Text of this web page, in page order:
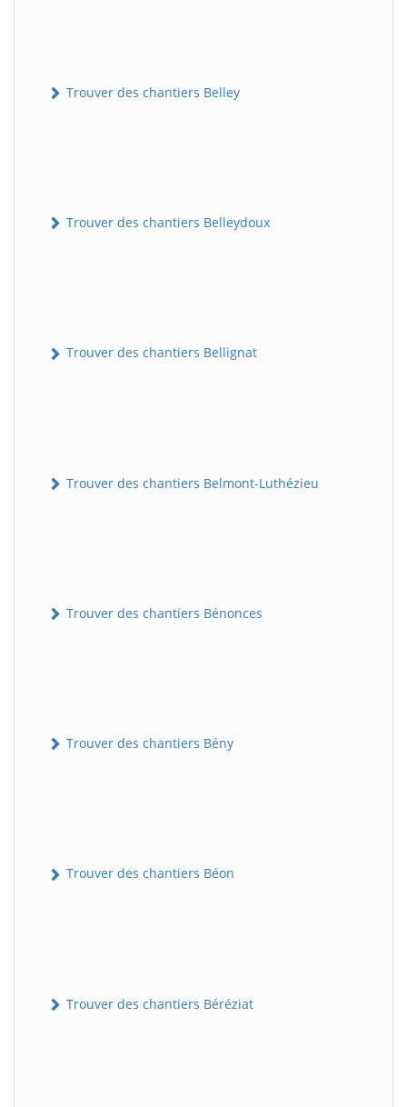
Trouver des chantiers Belley
Trouver des chantiers Belleydoux
Trouver des chantiers Bellignat
Trouver des chantiers Belmont-Luthézieu
Trouver des chantiers Bénonces
Trouver des chantiers Bény
Trouver des chantiers Béon
Trouver des chantiers Béréziat